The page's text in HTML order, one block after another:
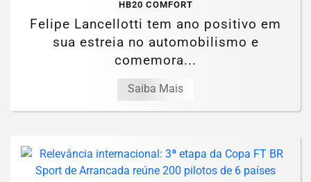
HB20 COMFORT
Felipe Lancellotti tem ano positivo em
sua estreia no automobilismo e
comemora...
Saiba Mais